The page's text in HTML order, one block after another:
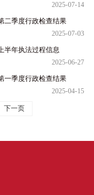
2025-07-14
二季度行政检查结果
2025-07-03
半年执法过程信息
2025-06-27
一季度行政检查结果
2025-04-15
下一页